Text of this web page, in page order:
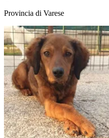
Provincia di Varese